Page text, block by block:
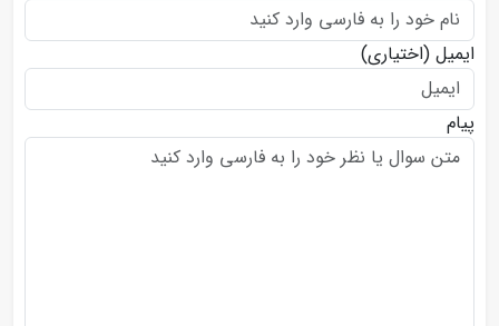
ایمیل (اختیاری)
پیام